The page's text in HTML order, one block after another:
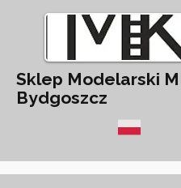
Sklep Modelarski
Bydgoszcz